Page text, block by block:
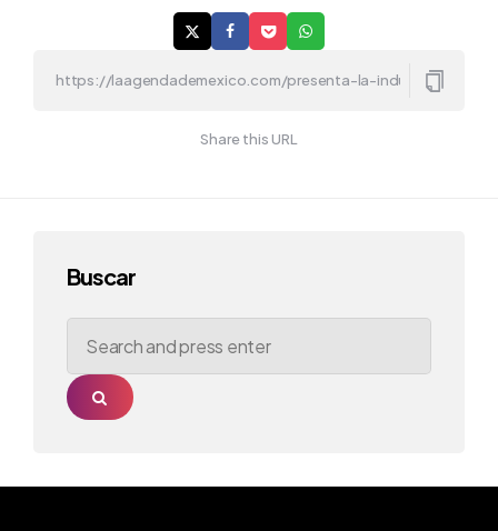
Share this URL
Buscar
Search
for:
Search